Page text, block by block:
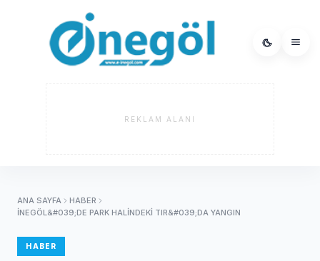
REKLAM ALANI
ANA SAYFA
HABER
İNEGÖL&#039;DE PARK HALINDEKI TIR&#039;DA YANGIN
HABER